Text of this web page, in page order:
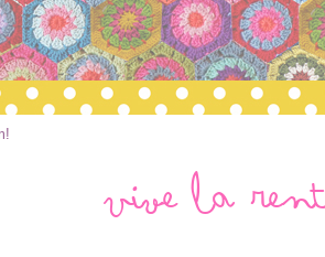
Vive la